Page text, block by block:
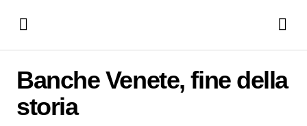
Banche Venete, fine della
storia